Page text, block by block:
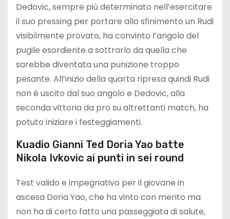
Dedovic, sempre più determinato nell’esercitare
il suo pressing per portare allo sfinimento un Rudi
visibilmente provato, ha convinto l’angolo del
pugile esordiente a sottrarlo da quella che
sarebbe diventata una punizione troppo
pesante. All’inizio della quarta ripresa quindi Rudi
non è uscito dal suo angolo e Dedovic, alla
seconda vittoria da pro su altrettanti match, ha
potuto iniziare i festeggiamenti.
Kuadio Gianni Ted Doria Yao batte
Nikola Ivkovic ai punti in sei round
Test valido e impegnativo per il giovane in
ascesa Doria Yao, che ha vinto con merito ma
non ha di certo fatto una passeggiata di salute,